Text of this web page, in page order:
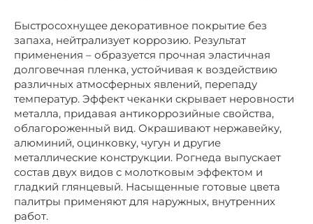
Быстросохнущее декоративное покрытие без
запаха, нейтрализует коррозию. Результат
применения – образуется прочная эластичная
долговечная пленка, устойчивая к воздействию
различных атмосферных явлений, перепаду
температур. Эффект чеканки скрывает неровности
металла, придавая антикоррозийные свойства,
облагороженный вид. Окрашивают нержавейку,
алюминий, оцинковку, чугун и другие
металлические конструкции. Рогнеда выпускает
состав двух видов с молотковым эффектом и
гладкий глянцевый. Насыщенные готовые цвета
палитры применяют для наружных, внутренних
работ.